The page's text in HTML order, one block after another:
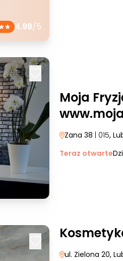
4.98/5
Moja
Zana 38 | 015,
Teraz otwarte
ul. Zielona 20,